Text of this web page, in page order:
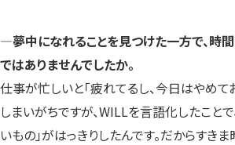
―夢中になれることを見つけた一方で、時
ではありませんでしたか。
仕事が忙しいと「疲れてるし、今日はやめて
しまいがちですが、WILLを言語化したこと
いもの」がはっきりしたんです。だからすき